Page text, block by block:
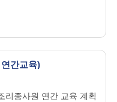
간교육)
리종사원 연간 교육 계획